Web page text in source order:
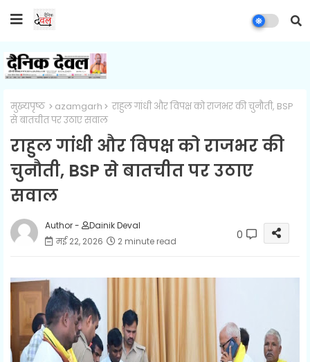
मुख्यपृष्ठ azamgarh
राहुल गांधी और विपक्ष को राजभर की चुनौती, BSP
से बातचीत पर उठाए सवाल
राहुल गांधी और विपक्ष को राजभर की
चुनौती, BSP से बातचीत पर उठाए
सवाल
Author -
Dainik Deval
मई 22, 2026
2 minute read 0